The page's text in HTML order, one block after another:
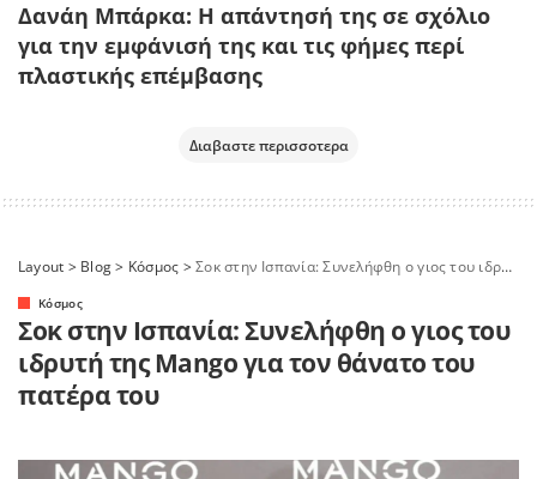
Δανάη Μπάρκα: Η απάντησή της σε σχόλιο
για την εμφάνισή της και τις φήμες περί
πλαστικής επέμβασης
Διαβαστε περισσοτερα
Layout > Blog> Κόσμος >Σοκ στην Ισπανία: Συνελήφθη ο γιος του ιδρυτή της Mango για τον θάνατο του πατέρα του
Κόσμος
Σοκ στην Ισπανία: Συνελήφθη ο γιος του
ιδρυτή της Mango για τον θάνατο του
πατέρα του